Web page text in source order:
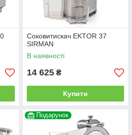
Соковитискач EKTOR 37
SIRMAN
В наявності
14 625 ₴
Купити
Подарунок